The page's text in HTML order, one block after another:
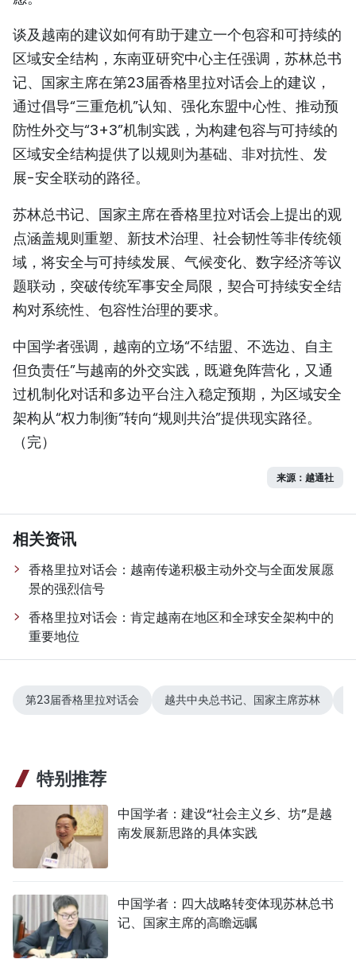
谈及越南的建议如何有助于建立一个包容和可持续的
区域安全结构，东南亚研究中心主任强调，苏林总书
记、国家主席在第23届香格里拉对话会上的建议，
通过倡导“三重危机”认知、强化东盟中心性、推动预
防性外交与“3+3”机制实践，为构建包容与可持续的
区域安全结构提供了以规则为基础、非对抗性、发
展-安全联动的路径。‌‌
苏林总书记、国家主席在香格里拉对话会上提出的观
点涵盖规则重塑、新技术治理、社会韧性等非传统领
域‌，将安全与可持续发展、气候变化、数字经济等议
题联动，突破传统军事安全局限，契合可持续安全结
构对系统性、包容性治理的要求。
中国学者强调，越南的立场“不结盟、不选边、自主
但负责任”与越南的外交实践，既避免阵营化，又通
过机制化对话和多边平台注入稳定预期，为区域安全
架构从“权力制衡”转向“规则共治”提供现实路径。
（完）
来源：越通社
相关资讯
香格里拉对话会：越南传递积极主动外交与全面发展愿
景的强烈信号
香格里拉对话会：肯定越南在地区和全球安全架构中的
重要地位
第23届香格里拉对话会 越共中央总书记、国家主席苏林
特别推荐
中国学者：建设“社会主义乡、坊”是越
南发展新思路的具体实践
中国学者：四大战略转变体现苏林总书
记、国家主席的高瞻远瞩